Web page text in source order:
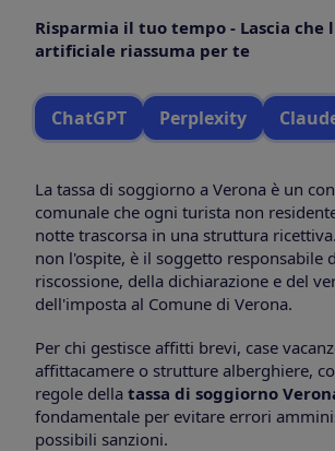
Risparmia il tuo tempo - Lascia
artificiale riassuma per te
ChatGPT Perplexity
La tassa di soggiorno a Verona è un
comunale che ogni turista non
notte trascorsa in una struttura
non l'ospite, è il soggetto responsabile
riscossione, della dichiarazione e del
dell'imposta al Comune di Verona.
Per chi gestisce affitti brevi, case
affittacamere o strutture alberghiere,
regole della tassa di soggiorno
fondamentale per evitare errori
possibili sanzioni.